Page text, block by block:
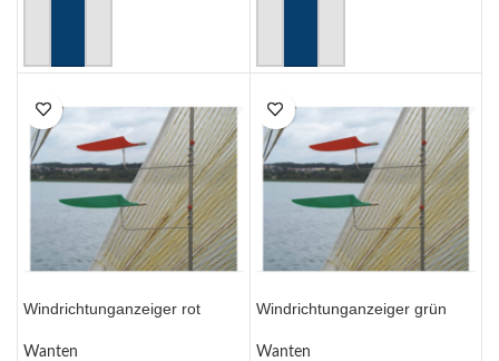
Windrichtunganzeiger rot
Wanten
Windrichtunganzeiger grün
Wanten